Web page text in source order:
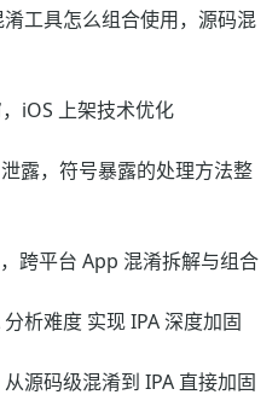
工具怎么组合使用，源码混
iOS 上架技术优化
露，符号暴露的处理方法整
跨平台 App 混淆拆解与组合
析难度 实现 IPA 深度加固
源码级混淆到 IPA 直接加固